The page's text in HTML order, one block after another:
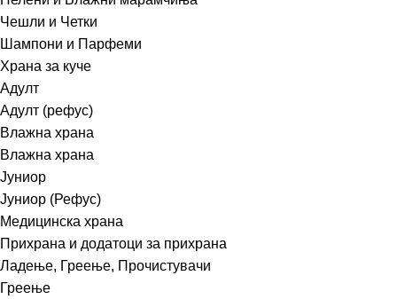
Чешли и Четки
Шампони и Парфеми
Храна за куче
Адулт
Адулт (рефус)
Влажна храна
Влажна храна
Јуниор
Јуниор (Рефус)
Медицинска храна
Прихрана и додатоци за прихрана
Ладење, Греење, Прочистувачи
Греење